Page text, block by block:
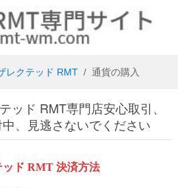
レクテッド RMT 通貨の購入
ッド RMT専門店安心取引、
、見逃さないでください
ッド RMT 決済方法